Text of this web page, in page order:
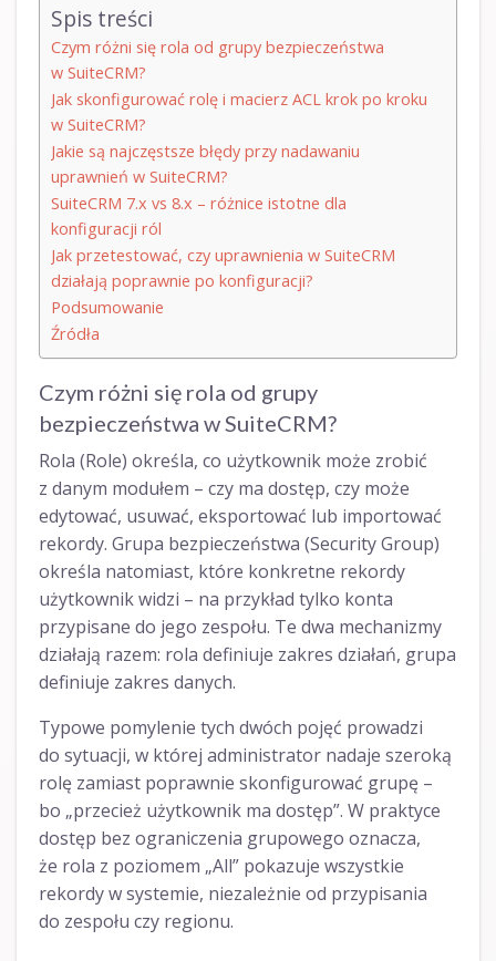
Spis treści
Czym różni się rola od grupy bezpieczeństwa
w SuiteCRM?
Jak skonfigurować rolę i macierz ACL krok po kroku
w SuiteCRM?
Jakie są najczęstsze błędy przy nadawaniu
uprawnień w SuiteCRM?
SuiteCRM 7.x vs 8.x – różnice istotne dla
konfiguracji ról
Jak przetestować, czy uprawnienia w SuiteCRM
działają poprawnie po konfiguracji?
Podsumowanie
Źródła
Czym różni się rola od grupy
bezpieczeństwa w SuiteCRM?
Rola (Role) określa, co użytkownik może zrobić
z danym modułem – czy ma dostęp, czy może
edytować, usuwać, eksportować lub importować
rekordy. Grupa bezpieczeństwa (Security Group)
określa natomiast, które konkretne rekordy
użytkownik widzi – na przykład tylko konta
przypisane do jego zespołu. Te dwa mechanizmy
działają razem: rola definiuje zakres działań, grupa
definiuje zakres danych.
Typowe pomylenie tych dwóch pojęć prowadzi
do sytuacji, w której administrator nadaje szeroką
rolę zamiast poprawnie skonfigurować grupę –
bo „przecież użytkownik ma dostęp”. W praktyce
dostęp bez ograniczenia grupowego oznacza,
że rola z poziomem „All” pokazuje wszystkie
rekordy w systemie, niezależnie od przypisania
do zespołu czy regionu.